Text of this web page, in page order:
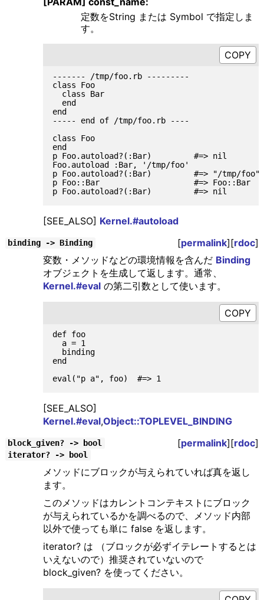
定数をString または Symbol で指定しま
す。
------- /tmp/foo.rb ---------
class Foo
  class Bar
  end
end
----- end of /tmp/foo.rb ----
class Foo
end
p Foo.autoload?(:Bar)         #=> nil
Foo.autoload :Bar, '/tmp/foo'
p Foo.autoload?(:Bar)         #=> "/tmp/foo"
p Foo::Bar                    #=> Foo::Bar
[SEE_ALSO] Kernel.#autoload
binding -> Binding [permalink][rdoc]
変数・メソッドなどの環境情報を含んだ Binding
オブジェクトを生成して返します。通常、
Kernel.#evalの第二引数として使います。
def foo
  a = 1
  binding
end
eval("p a", foo)  #=> 1
[SEE_ALSO]
Kernel.#eval,Object::TOPLEVEL_BINDING
block_given? -> bool [permalink][rdoc]
iterator? -> bool
メソッドにブロックが与えられていれば真を返し
ます。
このメソッドはカレントコンテキストにブロック
が与えられているかを調べるので、メソッド内部
以外で使っても単に false を返します。
iterator? は （ブロックが必ずイテレートするとは
いえないので）推奨されていないので
block_given? を使ってください。